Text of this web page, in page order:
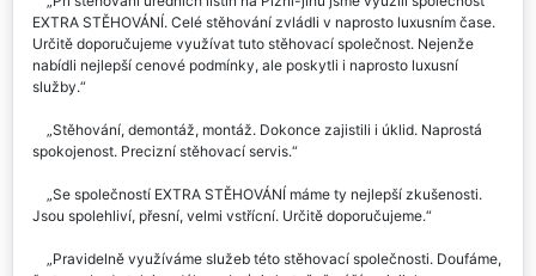
Při stěhování úředních listin na Plzni-jihu jsme využili společnost
EXTRA STĚHOVÁNÍ. Celé stěhování zvládli v naprosto luxusním čase.
Určitě doporučujeme využívat tuto stěhovací společnost. Nejenže
nabídli nejlepší cenové podmínky, ale poskytli i naprosto luxusní
Stěhování, demontáž, montáž. Dokonce zajistili i úklid. Naprostá
Se společností EXTRA STĚHOVÁNÍ máme ty nejlepší zkušenosti.